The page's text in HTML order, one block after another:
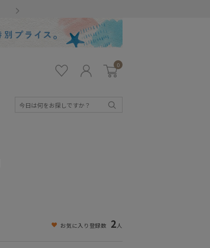
イ
ン
0
お気に入り登録数 2人